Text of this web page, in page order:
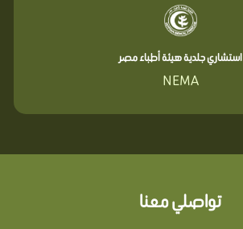
استشاري جلدية هيئة أطباء مصر
NEMA
تواصلي معنا